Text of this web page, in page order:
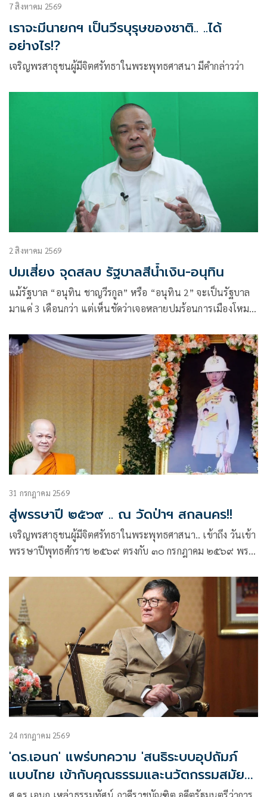
7 สิงหาคม 2569
เราจะมีนายกฯ เป็นวีรบุรุษของชาติ.. ..ได้
อย่างไร!?
เจริญพรสาธุชนผู้มีจิตศรัทธาในพระพุทธศาสนา มีคำกล่าวว่า
2 สิงหาคม 2569
ปมเสี่ยง จุดสลบ รัฐบาลสีน้ำเงิน-อนุทิน
แม้รัฐบาล “อนุทิน ชาญวีรกูล” หรือ “อนุทิน 2” จะเป็นรัฐบาล
มาแค่ 3 เดือนกว่า แต่เห็นชัดว่าเจอหลายปมร้อนการเมืองโหม
31 กรกฎาคม 2569
สู่พรรษาปี ๒๕๖๙ .. ณ วัดป่าฯ สกลนคร!!
เจริญพรสาธุชนผู้มีจิตศรัทธาในพระพุทธศาสนา.. เข้าถึง วันเข้า
พรรษาปีพุทธศักราช ๒๕๖๙ ตรงกับ ๓๐ กรกฎาคม ๒๕๖๙ พระ
มา ได้แก่ การแสวงหาที่พักจำพรรษา.. ซึ่งปีที่ผ่านมาได้รับนิมนต์
ไปพักอยู่จำพรรษาที่ วัด DVMP (Dhamma Vinaya Monastery
of Pune – India) ที่ศรัทธาชาวพุทธอินเดียสร้างถวาย ด้วยมูลค่า
ที่มากกว่า ๑๐๐ ล้านบาท ไม่นับรวมราคาที่ดินที่ถวายโดยเศรษฐี
ที่ดินอินเดียชาวฮินดู ตั้งอยู่ในนครปูเน่ รัฐมหาราษฏระ บนทำเล
ที่เหมาะควรต่อการเป็น สัปปายสถาน
24 กรกฎาคม 2569
'ดร.เอนก' แพร่บทความ 'สนธิระบบอุปถัมภ์
แบบไทย เข้ากับคุณธรรมและนวัตกรรมสมัย
ใหม่'